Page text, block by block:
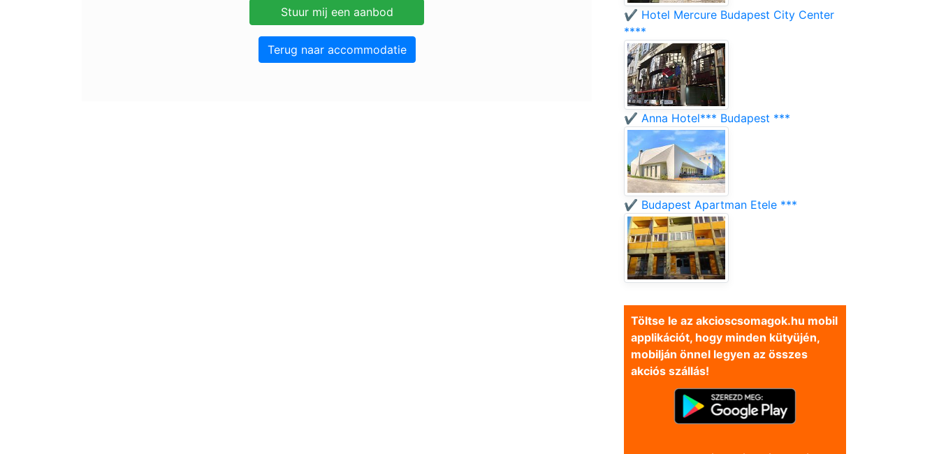
Terug naar accommodatie
✔️ Hotel Mercure Budapest City Center
****
✔️ Anna Hotel*** Budapest ***
✔️ Budapest Apartman Etele ***
Töltse le az akcioscsomagok.hu mobil
applikációt, hogy minden kütyüjén,
mobilján önnel legyen az összes
akciós szállás!